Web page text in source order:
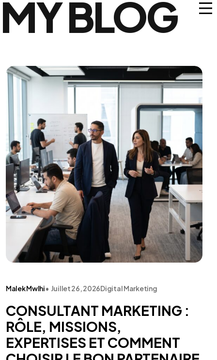
MY BLOG
Malek Mwlhi• Juillet 26, 2026Digital Marketing
CONSULTANT MARKETING :
RÔLE, MISSIONS,
EXPERTISES ET COMMENT